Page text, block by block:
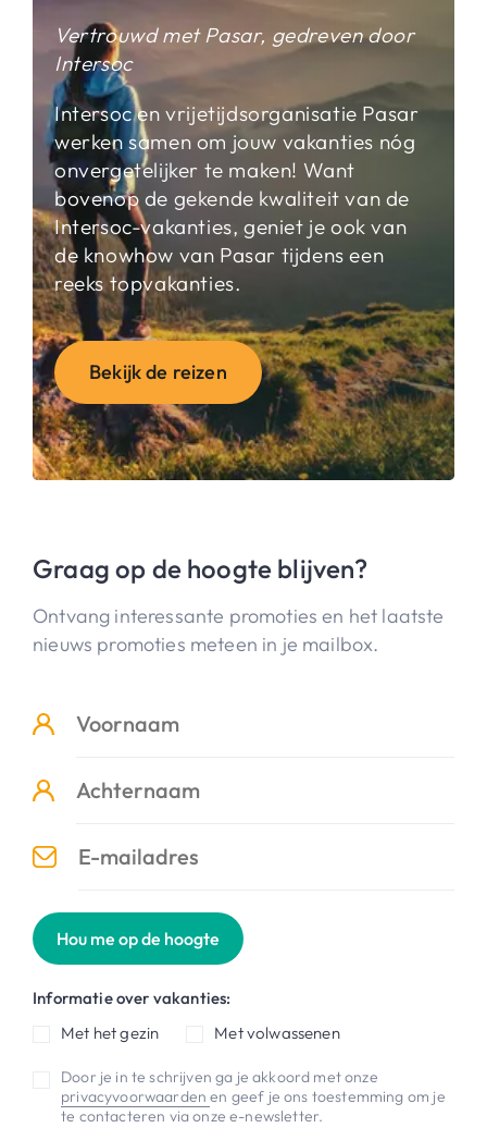
Vertrouwd met Pasar, gedreven door
Intersoc
Intersoc en vrijetijdsorganisatie Pasar
werken samen om jouw vakanties nóg
onvergetelijker te maken! Want
bovenop de gekende kwaliteit van de
Intersoc-vakanties, geniet je ook van
de knowhow van Pasar tijdens een
reeks topvakanties.
Bekijk de reizen
Graag op de hoogte blijven?
Ontvang interessante promoties en het laatste
nieuws promoties meteen in je mailbox.
Hou me op de hoogte
Informatie over vakanties:
Met het gezin
Met volwassenen
Door je in te schrijven ga je akkoord met onze
privacyvoorwaardenen geef je ons toestemming om je
te contacteren via onze e-newsletter.